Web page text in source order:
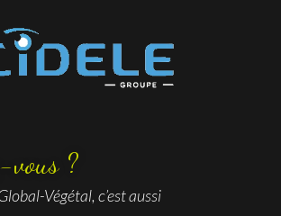
vous ?
Végétal, c’est aussi